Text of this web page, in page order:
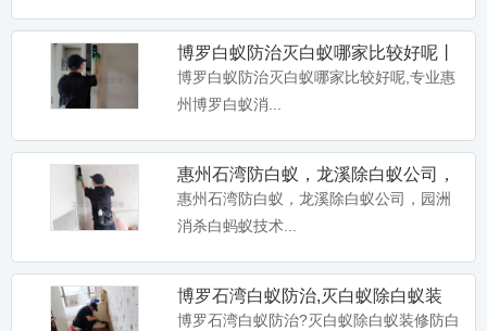
博罗白蚁防治灭白蚁哪家比较好呢丨
专业惠州博罗白蚁消杀公司电
博罗白蚁防治灭白蚁哪家比较好呢,专业惠
州博罗白蚁消...
惠州石湾防白蚁，龙溪除白蚁公司，
园洲消杀白蚂蚁
惠州石湾防白蚁，龙溪除白蚁公司，园洲
消杀白蚂蚁技术...
博罗石湾白蚁防治,灭白蚁除白蚁装
修,防白蚁资质企业您的首要
博罗石湾白蚁防治?灭白蚁除白蚁装修防白